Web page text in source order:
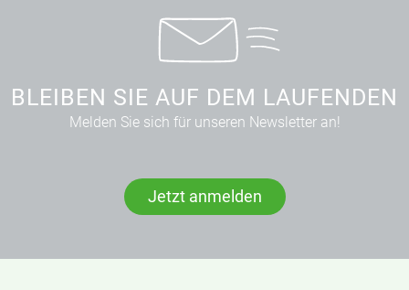
BLEIBEN SIE AUF DEM LAUFENDEN
Melden Sie sich für unseren Newsletter an!
Jetzt anmelden